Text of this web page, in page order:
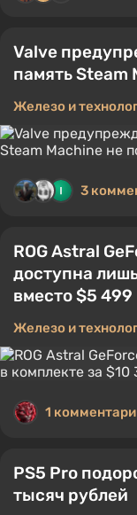
Valve
память Steam
Железо и
3
ROG Astral
доступна
вместо $5 499
Железо и
1
PS5 Pro
тысяч рублей